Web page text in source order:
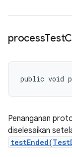
processTest
public void
Penanganan
diselesaikan